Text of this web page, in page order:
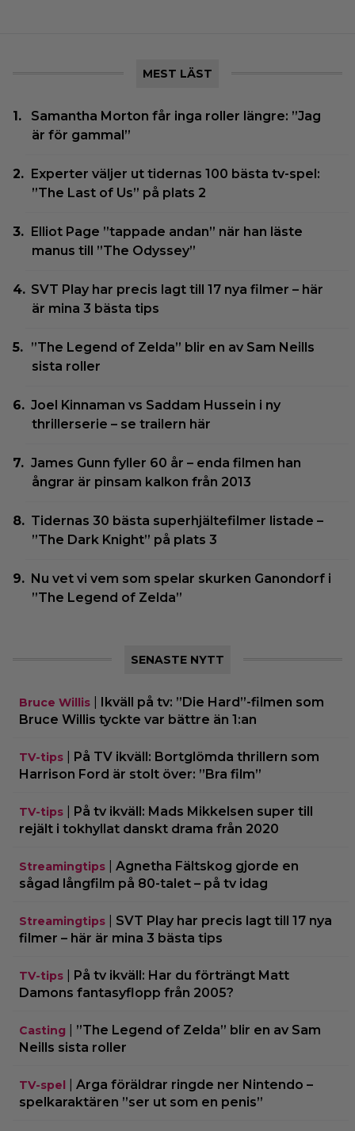
MEST LÄST
Samantha Morton får inga roller längre: ”Jag
är för gammal”
Experter väljer ut tidernas 100 bästa tv-spel:
”The Last of Us” på plats 2
Elliot Page ”tappade andan” när han läste
manus till ”The Odyssey”
SVT Play har precis lagt till 17 nya filmer – här
är mina 3 bästa tips
”The Legend of Zelda” blir en av Sam Neills
sista roller
Joel Kinnaman vs Saddam Hussein i ny
thrillerserie – se trailern här
James Gunn fyller 60 år – enda filmen han
ångrar är pinsam kalkon från 2013
Tidernas 30 bästa superhjältefilmer listade –
”The Dark Knight” på plats 3
Nu vet vi vem som spelar skurken Ganondorf i
”The Legend of Zelda”
SENASTE NYTT
Bruce Willis
Ikväll på tv: ”Die Hard”-filmen som
Bruce Willis tyckte var bättre än 1:an
TV-tips
På TV ikväll: Bortglömda thrillern som
Harrison Ford är stolt över: ”Bra film”
TV-tips
På tv ikväll: Mads Mikkelsen super till
rejält i tokhyllat danskt drama från 2020
Streamingtips
Agnetha Fältskog gjorde en
sågad långfilm på 80-talet – på tv idag
Streamingtips
SVT Play har precis lagt till 17 nya
filmer – här är mina 3 bästa tips
TV-tips
På tv ikväll: Har du förträngt Matt
Damons fantasyflopp från 2005?
Casting
”The Legend of Zelda” blir en av Sam
Neills sista roller
TV-spel
Arga föräldrar ringde ner Nintendo –
spelkaraktären ”ser ut som en penis”